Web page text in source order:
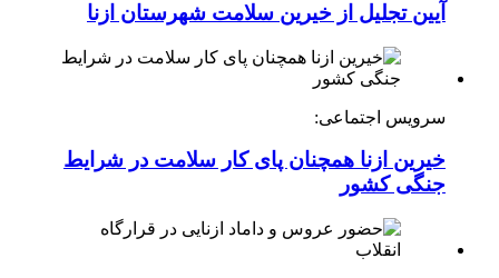
آیین تجلیل از خیرین سلامت شهرستان ازنا
سرویس اجتماعی:
خیرین ازنا همچنان پای کار سلامت در شرایط
جنگی کشور